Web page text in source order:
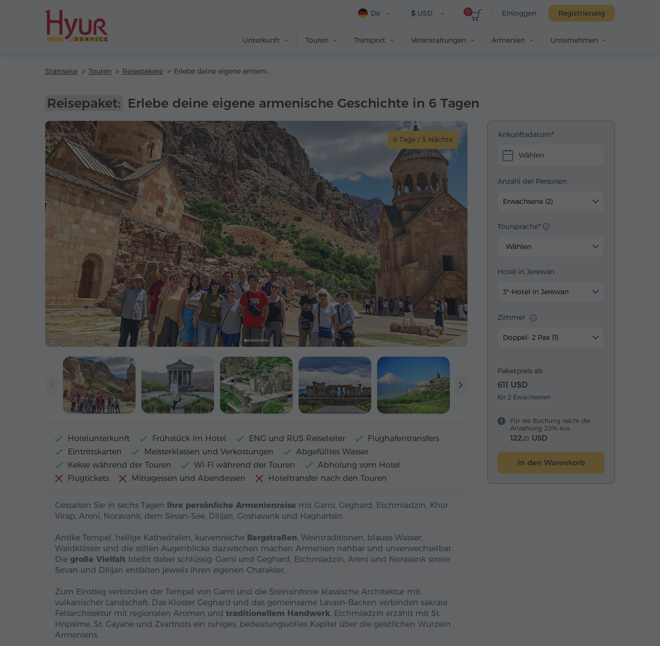
Einloggen Registrierung
0
$ USD
De
Unterkunft Touren Transport Veranstaltungen Armenien Unternehmen
Startseite Touren Reisepakete Erlebe deine eigene armenische Geschichte in 6 Tagen
Reisepaket: Erlebe deine eigene armenische Geschichte in 6 Tagen
6 Tage / 5 Nächte
Hotelunterkunft Frühstück im Hotel ENG und RUS Reiseleiter
Flughafentransfers
Eintrittskarten
Meisterklassen und Verkostungen
Abgefülltes Wasser
Kekse während der Touren
Wi-Fi während der Touren
Abholung vom Hotel
Flugtickets
Mittagessen und Abendessen Hoteltransfer nach den Touren
Gestalten Sie in sechs Tagen Ihre persönliche Armenienreise mit Garni, Geghard, Etchmiadzin, Khor
Virap, Areni, Noravank, dem Sevan-See, Dilijan, Goshavank und Haghartsin.
Antike Tempel, heilige Kathedralen, kurvenreiche Bergstraßen, Weintraditionen, blaues Wasser,
Waldklöster und die stillen Augenblicke dazwischen machen Armenien nahbar und unverwechselbar.
Die große Vielfalt bleibt dabei schlüssig: Garni und Geghard, Etchmiadzin, Areni und Noravank sowie
Sevan und Dilijan entfalten jeweils ihren eigenen Charakter.
Zum Einstieg verbinden der Tempel von Garni und die Steinsinfonie klassische Architektur mit
vulkanischer Landschaft. Das Kloster Geghard und das gemeinsame Lavash-Backen verbinden sakrale
Felsarchitektur mit regionalen Aromen und traditionellem Handwerk. Etchmiadzin erzählt mit St.
Hripsime, St. Gayane und Zvartnots ein ruhiges, bedeutungsvolles Kapitel über die geistlichen Wurzeln
Armeniens.
Ankunftsdatum
Wählen
Anzahl der Personen
Erwachsene (2)
Toursprache
Wählen
Hotel in Jerewan
3*-Hotel in Jerewan
Zimmer
Doppel- 2 Pax (1)
Paketpreis ab
611 USD
für 2 Ewachsenen
Für die Buchung reicht die
Anzahlung 20% aus:
122.21 USD
In den Warenkorb